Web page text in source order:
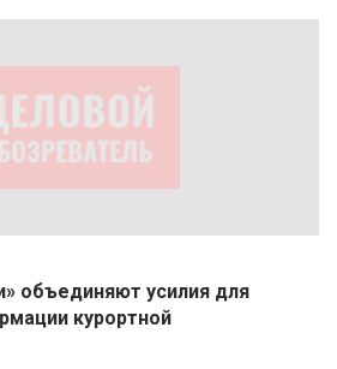
объединяют усилия для
курортной